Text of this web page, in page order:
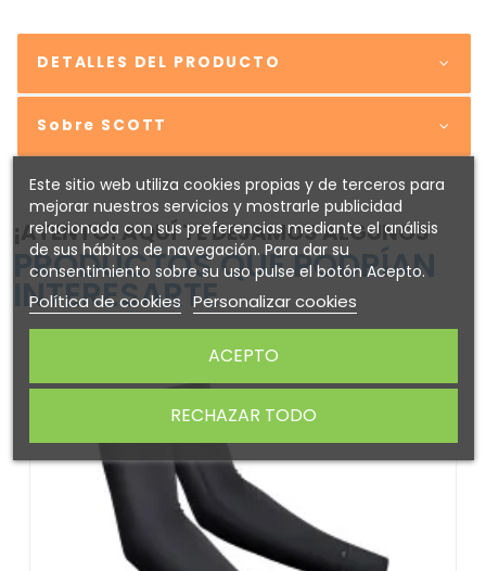
DETALLES DEL PRODUCTO
Sobre SCOTT
¡ATENTO! AQUÍ TE DEJAMOS ALGUNOS
PRODUCTOS QUE PODRÍAN
INTERESARTE
Este sitio web utiliza cookies propias y de terceros para
mejorar nuestros servicios y mostrarle publicidad
relacionada con sus preferencias mediante el análisis
de sus hábitos de navegación. Para dar su
consentimiento sobre su uso pulse el botón Acepto.
Política de cookies Personalizar cookies
RECHAZAR TODO
ACEPTO